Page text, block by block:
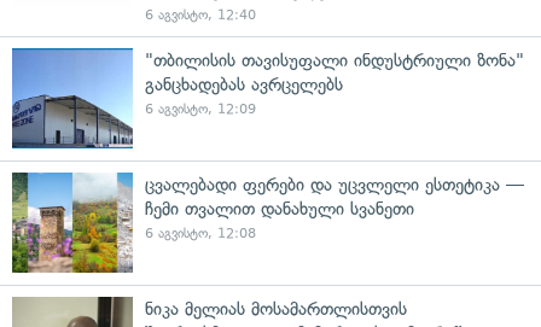
6 აგვისტო, 12:40
"თბილისის თავისუფალი ინდუსტრიული ზონა"
განცხადებას ავრცელებს
6 აგვისტო, 12:09
ცვალებადი ფერები და უცვლელი ესთეტიკა —
ჩემი თვალით დანახული სვანეთი
6 აგვისტო, 12:08
ნიკა მელიას მოსამართლისთვის